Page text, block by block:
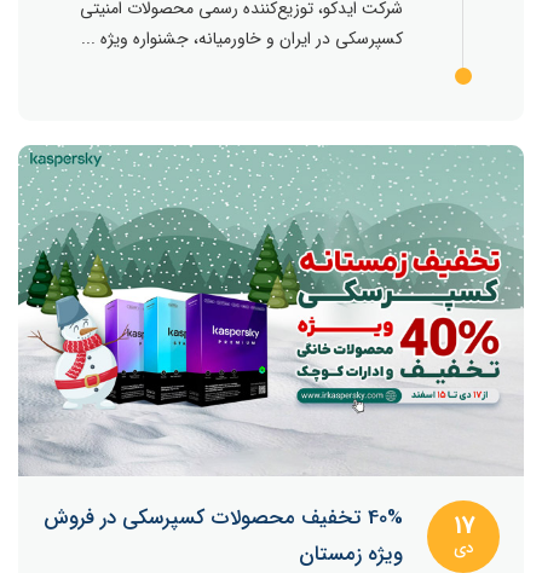
شرکت ایدکو، توزیع‌کننده رسمی محصولات امنیتی
کسپرسکی در ایران و خاورمیانه، جشنواره ویژه ...
17
دی
40% تخفیف محصولات کسپرسکی در فروش
ویژه زمستان